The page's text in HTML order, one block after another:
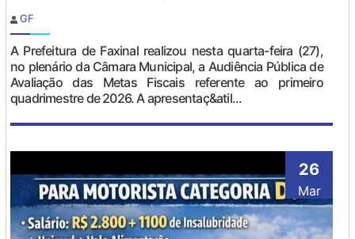
GF
A Prefeitura de Faxinal realizou nesta quarta-feira (27),
no plenário da Câmara Municipal, a Audiência Pública de
Avaliação das Metas Fiscais referente ao primeiro
quadrimestre de 2026. A apresentaç&atil...
26
Mar